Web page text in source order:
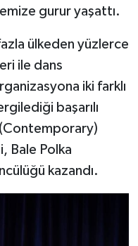
gurur yaşattı.
ülkeden yüzlerce
ile dans
iki farklı
başarılı
Bale Polka
kazandı.